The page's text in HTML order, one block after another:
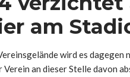
am
wird es
Verein an dieser Stelle davon